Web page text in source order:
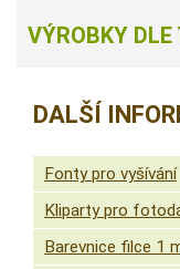
VÝROBKY
DALŠÍ
Fonty pro vyšívání
Kliparty pro
Barevnice filce 1